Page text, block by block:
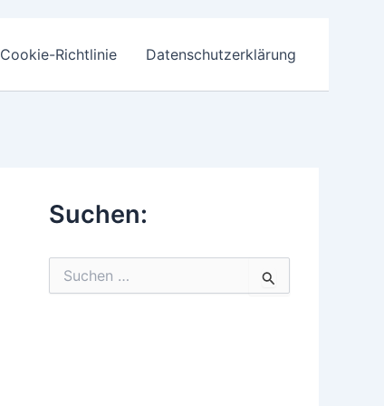
Cookie-Richtlinie Datenschutzerklärung
Suchen: